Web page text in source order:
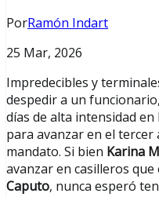
PorRamón Indart
25 Mar, 2026
Impredecibles y
despedir a un funcionario,
días de alta intensidad
para avanzar en el tercer
mandato. Si bien Karina
avanzar en casilleros
Caputo, nunca esperó